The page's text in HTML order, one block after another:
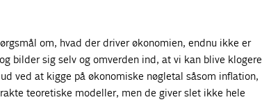
om, hvad der driver økonomien, endnu ikke er
bilder sig selv og omverden ind, at vi kan blive klogere
ved at kigge på økonomiske nøgletal såsom inflation,
teoretiske modeller, men de giver slet ikke hele